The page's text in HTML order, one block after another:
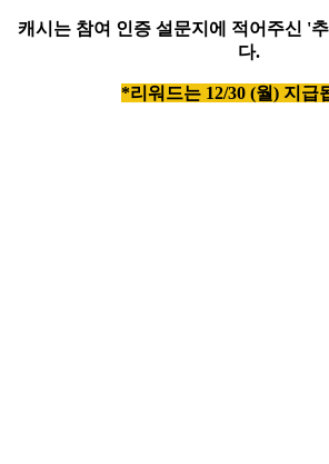
캐시는 참여 인증 설문지에 적어주신 '
다.
*리워드는 12/30 (월) 지급